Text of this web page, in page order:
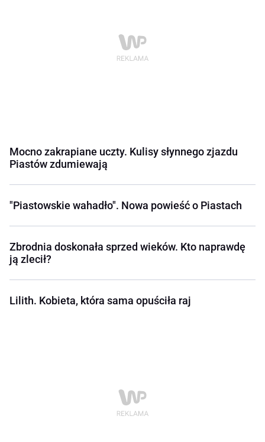
Mocno zakrapiane uczty. Kulisy słynnego zjazdu
Piastów zdumiewają
"Piastowskie wahadło". Nowa powieść o Piastach
Zbrodnia doskonała sprzed wieków. Kto naprawdę
ją zlecił?
Lilith. Kobieta, która sama opuściła raj